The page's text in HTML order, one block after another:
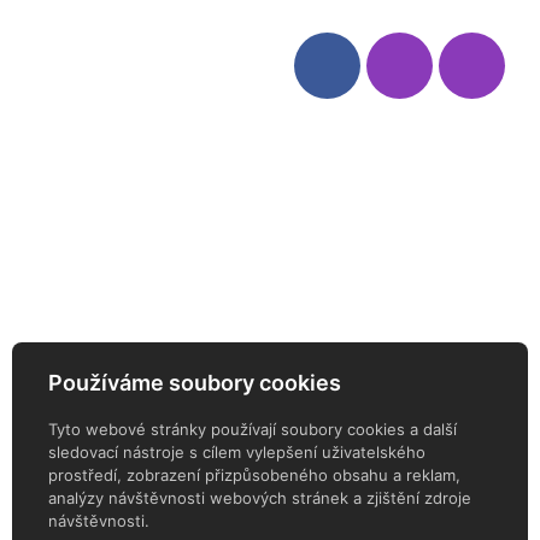
Používáme soubory cookies
Tyto webové stránky používají soubory cookies a další
sledovací nástroje s cílem vylepšení uživatelského
prostředí, zobrazení přizpůsobeného obsahu a reklam,
analýzy návštěvnosti webových stránek a zjištění zdroje
návštěvnosti.
Newsletter
ODEBÍREJTE NÁŠ NEWSLETTER